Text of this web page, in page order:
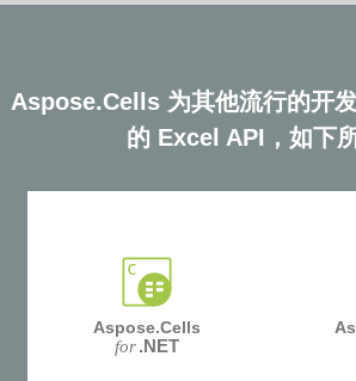
Aspose.Cells 为其他流行的开
的 Excel API，如下
Aspose.Cells
for.NET